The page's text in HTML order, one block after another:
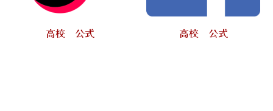
高校 公式 高校 公式